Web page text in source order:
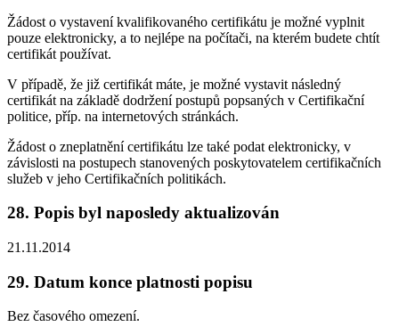
Žádost o vystavení kvalifikovaného certifikátu je možné vyplnit
pouze elektronicky, a to nejlépe na počítači, na kterém budete chtít
certifikát používat.
V případě, že již certifikát máte, je možné vystavit následný
certifikát na základě dodržení postupů popsaných v Certifikační
politice, příp. na internetových stránkách.
Žádost o zneplatnění certifikátu lze také podat elektronicky, v
závislosti na postupech stanovených poskytovatelem certifikačních
služeb v jeho Certifikačních politikách.
28. Popis byl naposledy aktualizován
21.11.2014
29. Datum konce platnosti popisu
Bez časového omezení.